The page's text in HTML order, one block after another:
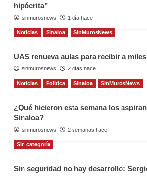
hipócrita”
sinmurosnews 1 día hace
Noticias Sinaloa SinMurosNews
UAS renueva aulas para recibir a
sinmurosnews 2 días hace
Noticias Politica Sinaloa SinMurosNews
¿Qué hicieron esta semana los
Sinaloa?
sinmurosnews 2 semanas hace
Sin categoría
Sin seguridad no hay desarrollo: